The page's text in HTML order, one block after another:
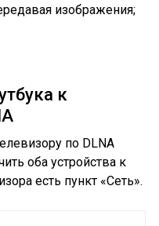
изображения;
к
по DLNA
оба устройства к
есть пункт «Сеть».